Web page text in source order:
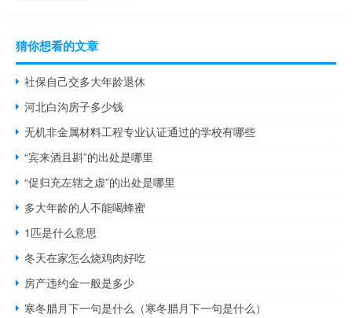
猜你想看的文章
社保自己交多大年龄退休
河北白沟房子多少钱
无机非金属材料工程专业认证通过的学校有哪些
“宾来酒且斟”的出处是哪里
“促归充左辖之虚”的出处是哪里
多大年龄的人不能喝蜂蜜
1匹是什么意思
冬天在家怎么烧鸡肉好吃
房产违约金一般是多少
寒冬腊月下一句是什么（寒冬腊月下一句是什么）